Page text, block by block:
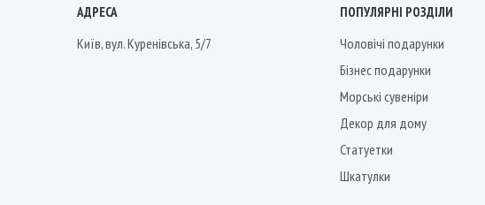
АДРЕСА
Київ, вул. Куренівська, 5/7
ПОПУЛЯРНІ РОЗДІЛИ
Чоловічі подарунки
Бізнес подарунки
Морські сувеніри
Декор для дому
Статуетки
Шкатулки